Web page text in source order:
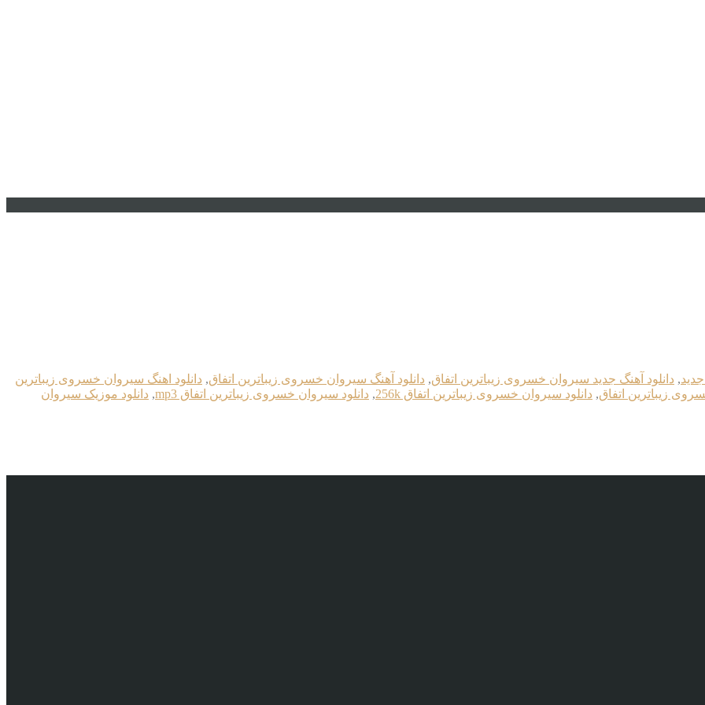
, دانلود آهنگ جدید سیروان خسروی زیباترین اتفاق, دانلود آهنگ سیروان خسروی زیباترین اتفاق, دانلود اهنگ سیروان خسروی زیباترین
زیباترین اتفاق, دانلود سیروان خسروی زیباترین اتفاق 256k , دانلود سیروان خسروی زیباترین اتفاق mp3 , دانلود موزیک سیروان